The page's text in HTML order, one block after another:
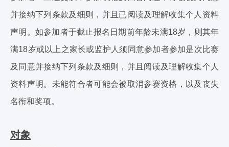
并接纳下列条款及细则，并且已阅读及理解收集个人资料
声明。如参加者于截止报名日期前年龄未满18岁，则其年
满18岁或以上之家长或监护人须同意参加者参加是次比赛
及同意并接纳下列条款及细则，并且阅读及理解收集个人
资料声明。未能符合者可能会被取消参赛资格，以及丧失
名衔和奖项。
对象